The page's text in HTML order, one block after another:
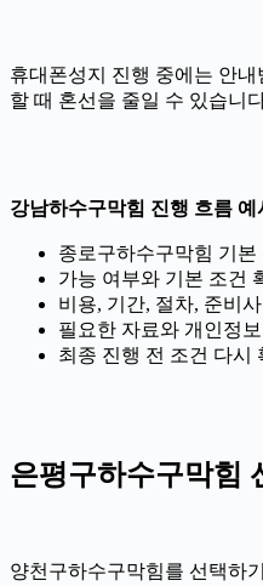
휴대폰성지 진행 중에는 안
할 때 혼선을 줄일 수 있습니
강남하수구막힘 진행 흐름 예
종로구하수구막힘 기
가능 여부와 기본 조건
비용, 기간, 절차, 준비
필요한 자료와 개인정
최종 진행 전 조건 다시
은평구하수구막힘
양천구하수구막힘를 선택하